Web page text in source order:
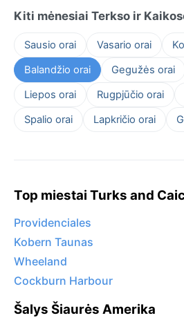
Kiti mėnesiai Terkso ir
Sausio orai Vasario orai
Balandžio orai
Gegužės orai
Liepos orai
Rugpjūčio orai
Spalio orai
Lapkričio orai
Top miestai Turks and
Providenciales
Kobern Taunas
Wheeland
Cockburn Harbour
Šalys Šiaurės Amerika